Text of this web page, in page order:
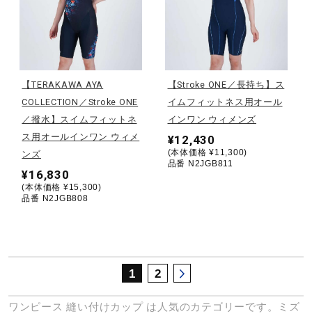
直営店一覧
取扱店一覧
【TERAKAWA AYA
COLLECTION／Stroke ONE
／撥水】スイムフィットネ
ス用オールインワン ウィメ
ンズ
¥16,830
(本体価格 ¥15,300)
品番 N2JGB808
【Stroke ONE／長持ち】ス
イムフィットネス用オール
インワン ウィメンズ
¥12,430
(本体価格 ¥11,300)
品番 N2JGB811
1 2
ワンピース 縫い付けカップ は人気のカテゴリーです。ミズ